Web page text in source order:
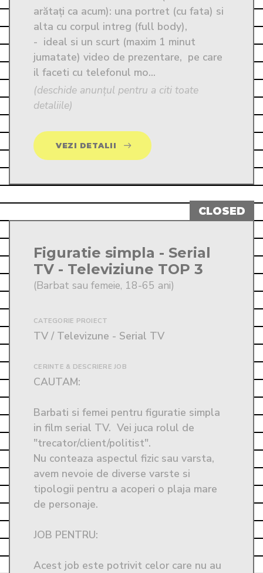
arătați ca acum): una portret (cu fata) si
alta cu corpul intreg (full body),
-  ideal si un scurt (maxim 1 minut
jumatate) video de prezentare,  pe care
il faceti cu telefonul mo...
(deschide anunțul pentru a citi toate
detaliile)
VEZI DETALII
Figuratie simpla - Serial
TV - Televiziune TOP 3
(Barbat sau femeie, 18-65 ani)
CATEGORIE PROIECT
TV / Televizune - Serial TV
CERINTE & DESCRIERE JOB
CAUTAM:
Barbati si femei pentru figuratie simpla
in film serial TV.  Vei juca rolul de
"trecator/client/politist".
Nu conteaza aspectul fizic sau varsta,
avem nevoie de diverse varste si
tipologii pentru a acoperi o plaja mare
de personaje.
JOB PENTRU:
Acest job este potrivit celor care nu au